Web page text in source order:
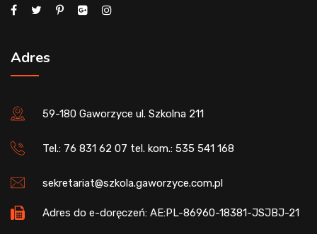
Adres
59-180 Gaworzyce ul. Szkolna 211
Tel.: 76 831 62 07 tel. kom.: 535 541 168
sekretariat@szkola.gaworzyce.com.pl
Adres do e-doręczeń: AE:PL-86960-18381-JSJBJ-21